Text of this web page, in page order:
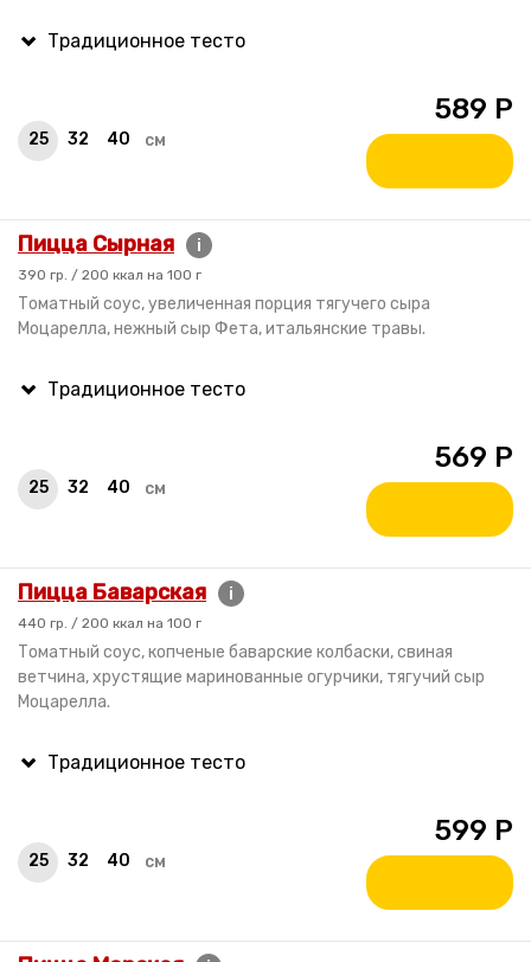
25 32 40 см
589 Р
Пицца Сырная i
390 гр. / 200 ккал на 100 г
Томатный соус, увеличенная порция тягучего сыра
Моцарелла, нежный сыр Фета, итальянские травы.
25 32 40 см
569 Р
Пицца Баварская i
440 гр. / 200 ккал на 100 г
Томатный соус, копченые баварские колбаски, свиная
ветчина, хрустящие маринованные огурчики, тягучий сыр
Моцарелла.
25 32 40 см
599 Р